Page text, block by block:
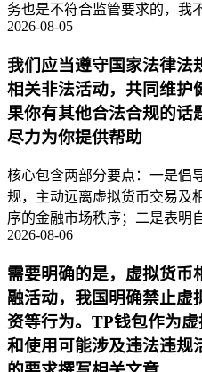
务也是不符合监管要求的，我
2026-08-05
我们应当遵守国家法律法
相关非法活动，共同维护
果你有其他合法合规的话
尽力为你提供帮助
核心包含两部分要点：一是倡
规，主动远离虚拟货币交易及
序的金融市场秩序；二是表明
2026-08-06
需要明确的是，虚拟货币
融活动，我国明确禁止虚
资等行为。TP钱包作为
和使用可能涉及违法违规